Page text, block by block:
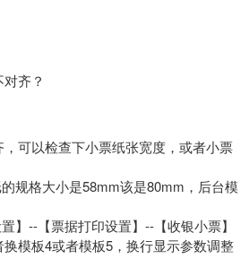
齐？
可以检查下小票纸张宽度，或者小票
规格大小是58mm该是80mm，后台模
】--【票据打印设置】--【收银小票】
模板4或者模板5，换行显示参数调整